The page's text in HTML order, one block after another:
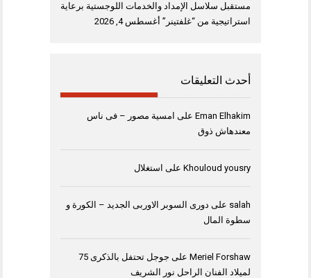
مستقبل سلاسل الإمداد والخدمات اللوجستية برعاية
استراتيجية من “غلفتينر” أغسطس 4, 2026
أحدث التعليقات
Eman Elhakim على امسية مصور – فى ناس
معندهاش ذوق
Khouloud yousry على استغلال
salah على دورى السوبر الاوربى الجديد – الكورة و
سطوة المال
Meriel Forshaw على
جوجل تحتفل بالذكرى 75
لميلاد الفنان الراحل نور الشريف